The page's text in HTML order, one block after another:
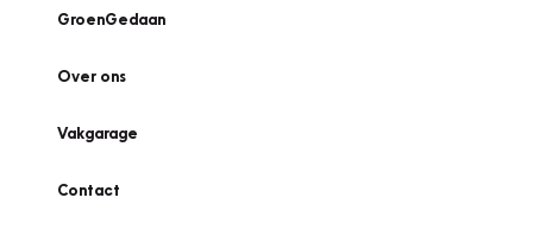
GroenGedaan
Over ons
Vakgarage
Contact